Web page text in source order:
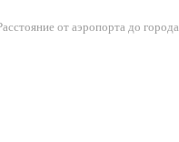
от аэропорта до города